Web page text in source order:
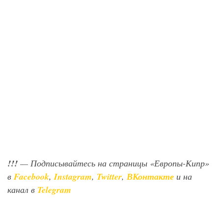
!!! — Подписывайтесь на страницы «Европы-Кипр»
вFacebook,Instagram, Twitter, ВКонтакте и на
канал в Telegram